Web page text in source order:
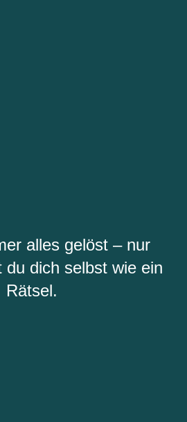
alles gelöst – nur
du dich selbst wie ein
Rätsel.